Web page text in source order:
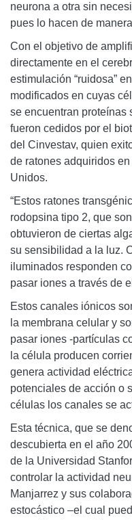
neurona a otra sin
pues lo hacen de
Con el objetivo de
directamente en el
estimulación “ruidosa”
modificados en cuyas
se encuentran proteínas
fueron cedidos por el
del Cinvestav, quien
de ratones adquiridos
Unidos.
“Estos ratones
rodopsina tipo 2, que
obtuvieron de ciertas
su sensibilidad a la luz.
iluminados responden
pasar iones a través de
Estos canales iónicos
la membrana celular y
pasar iones -partículas
la célula producen
genera actividad
potenciales de acción o
células los canales se
Esta técnica, que se
descubierta en el año
de la Universidad
controlar la actividad
Manjarrez y sus
estocástico –el cual